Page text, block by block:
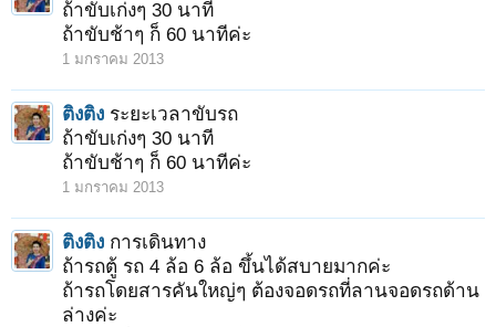
ถ้าขับเก่งๆ 30 นาที
ถ้าขับช้าๆ ก็ 60 นาทีค่ะ
1 มกราคม 2013
ติงติง ระยะเวลาขับรถ
ถ้าขับเก่งๆ 30 นาที
ถ้าขับช้าๆ ก็ 60 นาทีค่ะ
1 มกราคม 2013
ติงติง การเดินทาง
ถ้ารถตู้ รถ 4 ล้อ 6 ล้อ ขึ้นได้สบายมากค่ะ
ถ้ารถโดยสารคันใหญ่ๆ ต้องจอดรถที่ลานจอดรถด้าน
ล่างค่ะ